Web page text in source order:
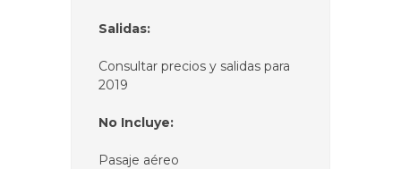
Salidas:
Consultar precios y salidas para
2019
No Incluye:
Pasaje aéreo